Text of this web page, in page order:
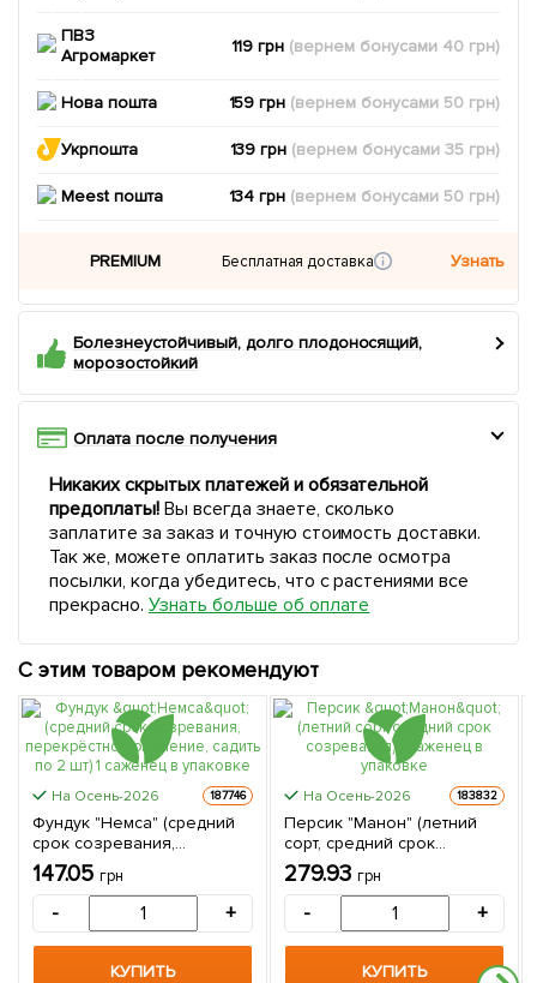
ПВЗ
Агромаркет
119 грн (вернем бонусами 40 грн)
Нова пошта 159 грн (вернем бонусами 50 грн)
Укрпошта 139 грн (вернем бонусами35 грн)
Meest пошта 134 грн (вернем бонусами 50 грн)
PREMIUM Бесплатная доставка Узнать
Болезнеустойчивый, долго плодоносящий,
морозостойкий
Оплата после получения
Никаких скрытых платежей и обязательной
предоплаты!Вы всегда знаете, сколько
заплатите за заказ и точную стоимость доставки.
Так же, можете оплатить заказ после осмотра
посылки, когда убедитесь, что с растениями все
прекрасно. Узнать больше об оплате
С этим товаром рекомендуют
На Осень-2026 187746
Фундук "Немса" (средний
срок созревания,
перекрёстное опыление,
садить по 2 шт) 1 саженец в
147.05 грн
- +
КУПИТЬ
На Осень-2026 183832
Персик "Манон" (летний
сорт, средний срок
созревания) 1 саженец в
упаковке
279.93 грн
- +
КУПИТЬ